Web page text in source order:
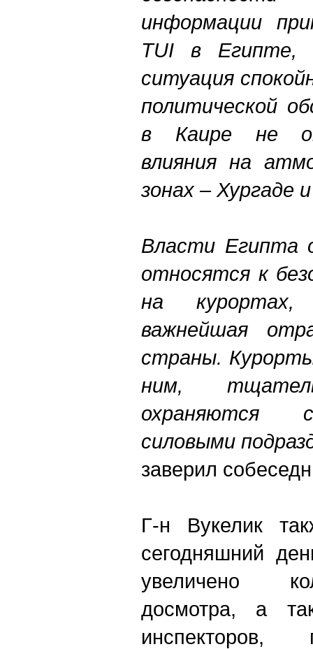
информации
TUI в Египте,
ситуация
политической
в Каире не
влияния на
зонах – Хургаде
Власти Египта
относятся к
на
важнейшая
страны.
ним,
охраняются
силовыми
заверил
Г-н Вукелик
сегодняшний
увеличено
досмотра, а